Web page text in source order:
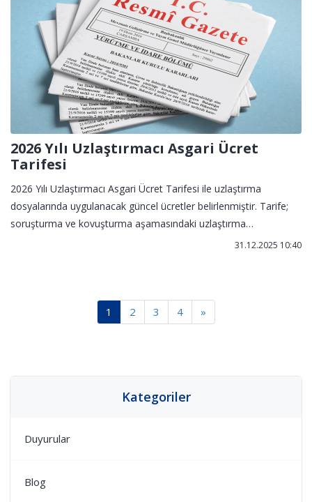
Kategoriler
Duyurular
Blog
2026 Yılı Uzlaştırmacı Asgari Ücret
Tarifesi
2026 Yılı Uzlaştırmacı Asgari Ücret Tarifesi ile uzlaştırma
dosyalarında uygulanacak güncel ücretler belirlenmiştir. Tarife;
soruşturma ve kovuşturma aşamasındaki uzlaştırma
işlemlerinde uzlaştırmacılara ödenecek asgari ücretleri ve temel
31.12.2025 10:40
1 2 3 4 »